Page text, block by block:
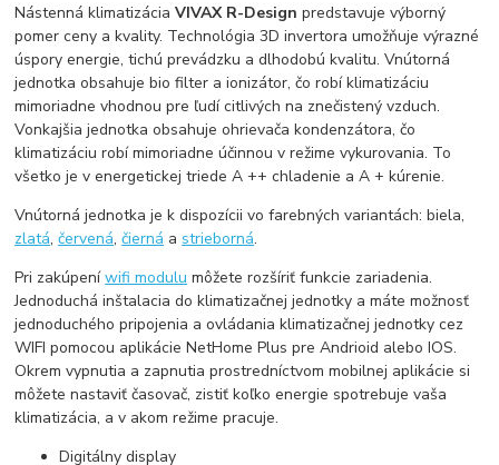
Nástenná klimatizáciaVIVAX R-Design predstavuje výborný
pomer ceny a kvality. Technológia 3D invertora umožňuje výrazné
úspory energie, tichú prevádzku a dlhodobú kvalitu. Vnútorná
jednotka obsahuje bio filter a ionizátor, čo robí klimatizáciu
mimoriadne vhodnou pre ľudí citlivých na znečistený vzduch.
Vonkajšia jednotka obsahuje ohrievača kondenzátora, čo
klimatizáciu robí mimoriadne účinnou v režime vykurovania. To
všetko je v energetickej triede A ++ chladenie a A + kúrenie.
Vnútorná jednotka je k dispozícii vo farebných variantách: biela,
zlatá,červená,čierná a strieborná.
Pri zakúpeníwifi modulu môžete rozšíriť funkcie zariadenia.
Jednoduchá inštalacia do klimatizačnej jednotky a máte možnosť
jednoduchého pripojenia a ovládania klimatizačnej jednotky cez
WIFI pomocou aplikácie NetHome Plus pre Andrioid alebo IOS.
Okrem vypnutia a zapnutia prostredníctvom mobilnej aplikácie si
môžete nastaviť časovač, zistiť koľko energie spotrebuje vaša
klimatizácia, a v akom režime pracuje.
Digitálny display